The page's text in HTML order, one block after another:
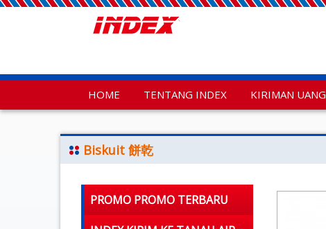
HOME TENTANG INDEX KIRIMAN UANG
Biskuit 餅乾
PROMO PROMO TERBARU